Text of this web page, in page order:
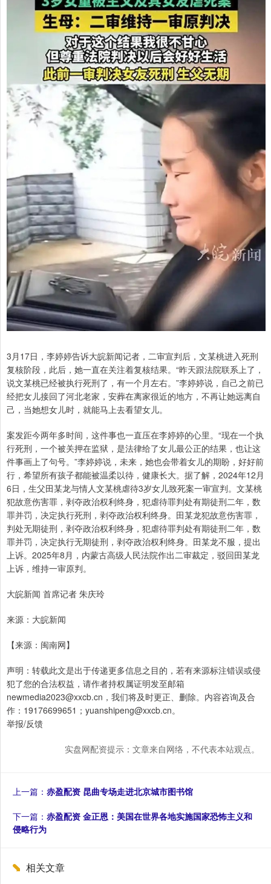
3月17日，李婷婷告诉大皖新闻记者，二审宣判后，文某桃进入死刑
复核阶段，此后，她一直在关注着复核结果。“昨天跟法院联系上了，
说文某桃已经被执行死刑了，有一个月左右。”李婷婷说，自己之前已
经把女儿接回了河北老家，安葬在离家很近的地方，不再让她远离自
己，当她想女儿时，就能马上去看望女儿。
案发距今两年多时间，这件事也一直压在李婷婷的心里。“现在一个执
行死刑，一个被关押在监狱，是法律给了女儿最公正的结果，也让这
件事画上了句号。”李婷婷说，未来，她也会带着女儿的期盼，好好前
行，希望所有孩子都能被温柔以待，健康长大。据了解，2024年12月
6日，生父田某龙与情人文某桃虐待3岁女儿致死案一审宣判。文某桃
犯故意伤害罪，剥夺政治权利终身，犯虐待罪判处有期徒刑二年，数
罪并罚，决定执行死刑，剥夺政治权利终身。田某龙犯故意伤害罪，
判处无期徒刑，剥夺政治权利终身，犯虐待罪判处有期徒刑二年，数
罪并罚，决定执行无期徒刑，剥夺政治权利终身。田某龙不服，提出
上诉。2025年8月，内蒙古高级人民法院作出二审裁定，驳回田某龙
上诉，维持一审原判。
大皖新闻 首席记者 朱庆玲
来源：大皖新闻
【来源：闽南网】
声明：转载此文是出于传递更多信息之目的，若有来源标注错误或侵
犯了您的合法权益，请作者持权属证明发至邮箱
newmedia2023@xxcb.cn，我们将及时更正、删除。内容咨询及合
作：19176699651；yuanshipeng@xxcb.cn。
举报/反馈
实盘网配资提示：文章来自网络，不代表本站观点。
上一篇： 赤盈配资 昆曲专场走进北京城市图书馆
下一篇： 赤盈配资 金正恩：美国在世界各地实施国家恐怖主义和
侵略行为
相关文章